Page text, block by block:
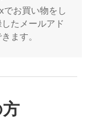
でお買い物をし
たメールアド
ます。